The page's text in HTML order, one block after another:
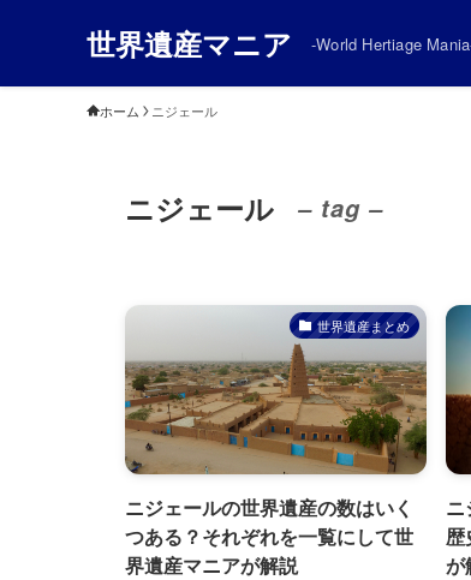
世界遺産マニア -World Hertiage
ホーム ニジェール
ニジェール – tag –
世界遺産まとめ
ニジェールの世界遺産の数はいく
つある？それぞれを一覧にして世
界遺産マニアが解説
ニ
歴
が